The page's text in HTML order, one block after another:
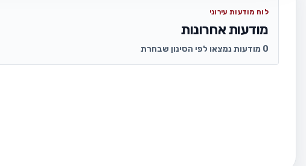
לוח מודעות עירוני
מודעות אחרונות
0 מודעות נמצאו לפי הסינון שבחרת